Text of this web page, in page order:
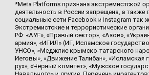
*Meta Platforms признана экстремистской
деятельность в России запрещена, а также
социальные сети Facebook и Instagram так
Экстремистские и террористические
РФ: «АУЕ», «Правый сектор», «Азов»,
армия», «ИГИЛ» (ИГ, Исламское
УНСО», «Меджлис крымско-татарского
Иеговы», «Движение Талибан», «Исламская
рух», «Чёрный комитет», «Мужское